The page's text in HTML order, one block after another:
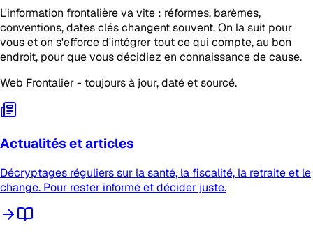
L'information frontalière va vite : réformes, barèmes,
conventions, dates clés changent souvent. On la suit pour
vous et on s'efforce d'intégrer tout ce qui compte, au bon
endroit, pour que vous décidiez en connaissance de cause.
Web Frontalier - toujours à jour, daté et sourcé.
Actualités et articles
Décryptages réguliers sur la santé, la fiscalité, la retraite et le
change. Pour rester informé et décider juste.